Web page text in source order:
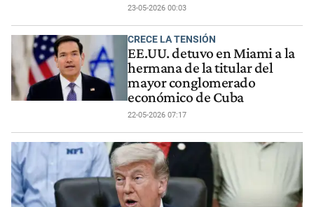
23-05-2026 00:03
CRECE LA TENSIÓN
EE.UU. detuvo en Miami a la
hermana de la titular del
mayor conglomerado
económico de Cuba
22-05-2026 07:17